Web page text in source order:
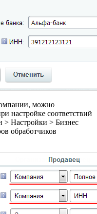
можно
настройке соответствий
> Настройки > Бизнес
обработчиков